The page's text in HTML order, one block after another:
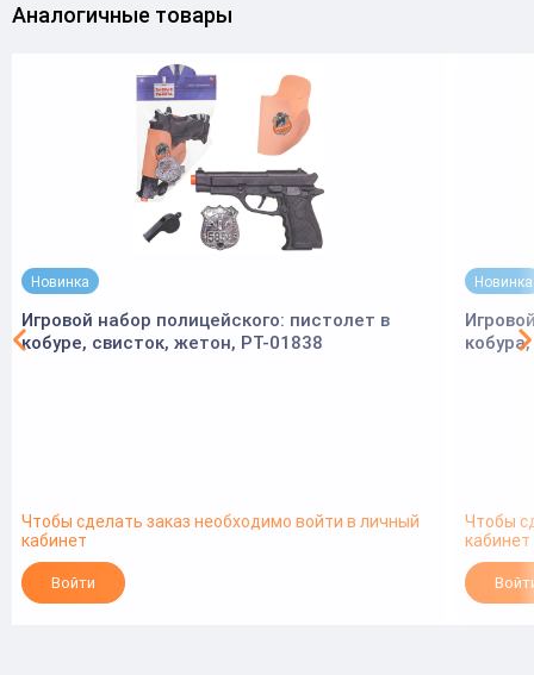
Аналогичные товары
Новинка
Игровой набор полицейского: пистолет в
кобуре, свисток, жетон, PT-01838
Чтобы сделать заказ необходимо войти в личный
кабинет
Войти
Новинка
Чтобы
кабинет